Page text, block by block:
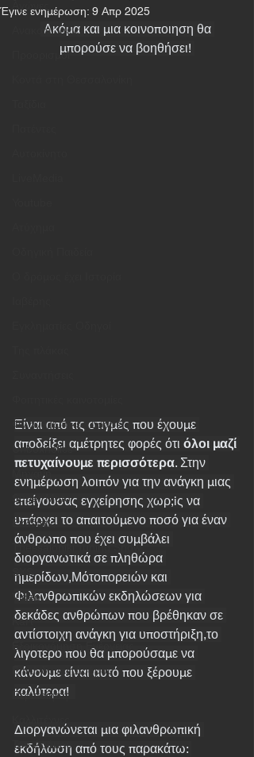
Ανακοινώσεις
Προορισμοί
Φιλανθρωπικές Δράσεις
Unboxholics
Μηχανή
Super Moto
Εκθέσεις
Thessaloniki Tuning Show
SXS
Video
Kart
Εξοικονόμηση Ενέργειας
Επικίνδυνος Δρόμος
Περιποίηση
Του Δρόμου
Έγινε ενημέρωση: 9 Απρ 2025
Ακόμα και μια κοινοποιηση θα
μπορούσε να βοηθήσει!
Είναι από τις στιγμές που έχουμε
αποδείξει αμέτρητες φορές ότι όλοι μαζί
πετυχαίνουμε περισσότερα. Στην
ενημέρωση λοιπόν για την ανάγκη μιας
επείγουσας εγχείρησης χωρ;iς να
υπάρχει το απαιτούμενο ποσό για έναν
άνθρωπο που έχει συμβάλει
διοργανωτικά σε πληθώρα
ημερίδων,Μότοπορειών και
Φιλανθρωπικών εκδηλώσεων για
δεκάδες ανθρώπων που βρέθηκαν σε
αντίστοιχη ανάγκη για υποστήριξη,το
λιγοτερο που θα μπορούσαμε να
κάνουμε είναι αυτό που ξέρουμε
καλύτερα!
Διοργανώνεται μια φιλανθρωπική
εκδήλωση από τους παρακάτω: